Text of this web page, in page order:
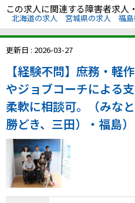
この求人に関連する障害者求人
北海道の求人 宮城県の求人 福
更新日 : 2026-03-27
【経験不問】庶務・軽
やジョブコーチによる
柔軟に相談可。（みな
勝どき、三田）・福島）